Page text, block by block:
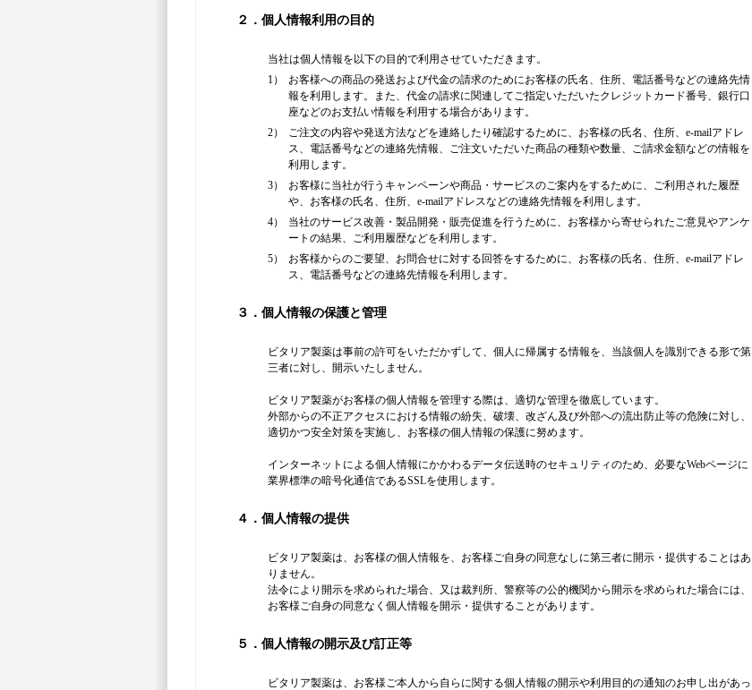
２．個人情報利用の目的
当社は個人情報を以下の目的で利用させていただきます。
1）
お客様への商品の発送および代金の請求のためにお客様の氏名、住所、電話番号などの連絡先情
報を利用します。また、代金の請求に関連してご指定いただいたクレジットカード番号、銀行口
座などのお支払い情報を利用する場合があります。
2）
ご注文の内容や発送方法などを連絡したり確認するために、お客様の氏名、住所、e-mailアドレ
ス、電話番号などの連絡先情報、ご注文いただいた商品の種類や数量、ご請求金額などの情報を
利用します。
3）
お客様に当社が行うキャンペーンや商品・サービスのご案内をするために、ご利用された履歴
や、お客様の氏名、住所、e-mailアドレスなどの連絡先情報を利用します。
4）
当社のサービス改善・製品開発・販売促進を行うために、お客様から寄せられたご意見やアンケ
ートの結果、ご利用履歴などを利用します。
5）
お客様からのご要望、お問合せに対する回答をするために、お客様の氏名、住所、e-mailアドレ
ス、電話番号などの連絡先情報を利用します。
３．個人情報の保護と管理
ビタリア製薬は事前の許可をいただかずして、個人に帰属する情報を、当該個人を識別できる形で第
三者に対し、開示いたしません。
ビタリア製薬がお客様の個人情報を管理する際は、適切な管理を徹底しています。
外部からの不正アクセスにおける情報の紛失、破壊、改ざん及び外部への流出防止等の危険に対し、
適切かつ安全対策を実施し、お客様の個人情報の保護に努めます。
インターネットによる個人情報にかかわるデータ伝送時のセキュリティのため、必要なWebページに
業界標準の暗号化通信であるSSLを使用します。
４．個人情報の提供
ビタリア製薬は、お客様の個人情報を、お客様ご自身の同意なしに第三者に開示・提供することはあ
りません。
法令により開示を求められた場合、又は裁判所、警察等の公的機関から開示を求められた場合には、
お客様ご自身の同意なく個人情報を開示・提供することがあります。
５．個人情報の開示及び訂正等
ビタリア製薬は、お客様ご本人から自らに関する個人情報の開示や利用目的の通知のお申し出があっ